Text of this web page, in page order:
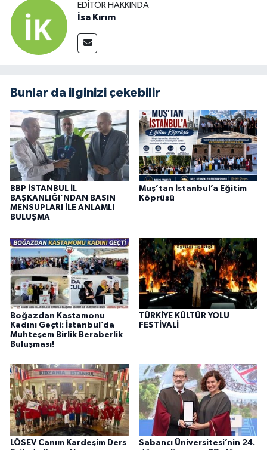
EDITÖR HAKKINDA
İsa Kırım
Bunlar da ilginizi çekebilir
BBP İSTANBUL İL
BAŞKANLIĞI’NDAN BASIN
MENSUPLARI İLE ANLAMLI
BULUŞMA
Muş’tan İstanbul’a Eğitim
Köprüsü
Boğazdan Kastamonu
Kadını Geçti: İstanbul’da
Muhteşem Birlik Beraberlik
Buluşması!
TÜRKİYE KÜLTÜR YOLU
FESTİVALİ
LÖSEV Canım Kardeşim Ders
Sabancı Üniversitesi’nin 24.